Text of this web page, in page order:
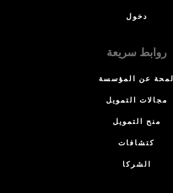
دخول
روابط سريعة
لمحة عن المؤسسة
مجالات التمويل
منح التمويل
كتشافات
الشركا